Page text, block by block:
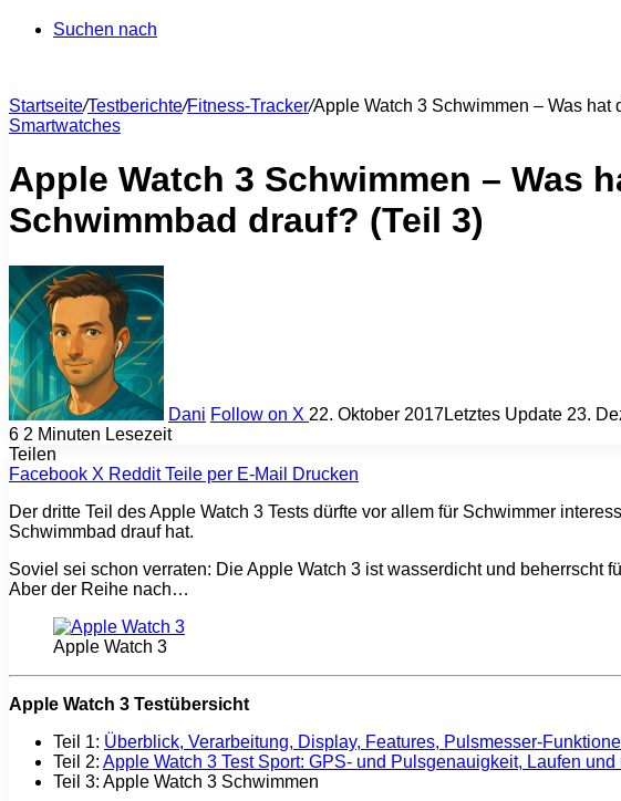
Suchen nach
Startseite/Testberichte/Fitness-Tracker/Apple Watch 3 Schwimmen – Was
Smartwatches
Apple Watch 3 Schwimmen – Was
Schwimmbad drauf? (Teil 3)
Dani Follow on X 22. Oktober 2017Letztes Update 23.
6 2 Minuten Lesezeit
Teilen
Facebook X Reddit Teile per E-Mail
Drucken
Der dritte Teil des Apple Watch 3 Tests dürfte vor allem für Schwimmer
Schwimmbad drauf hat.
Soviel sei schon verraten: Die Apple Watch 3 ist wasserdicht und beherrscht
Aber der Reihe nach…
Apple Watch 3
Apple Watch 3 Testübersicht
Teil 1: Überblick, Verarbeitung, Display, Features, Pulsmesser-
Teil 2: Apple Watch 3 Test Sport: GPS- und Pulsgenauigkeit, Laufen und
Teil 3: Apple Watch 3 Schwimmen